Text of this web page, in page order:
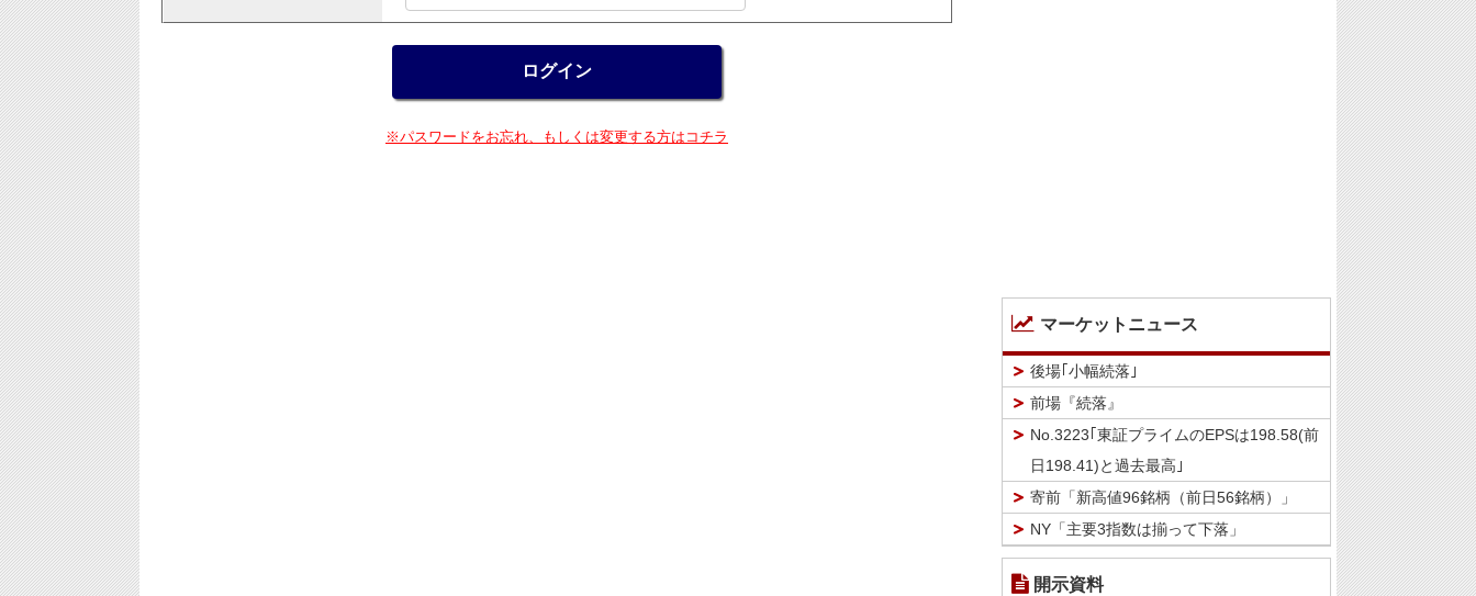
※パスワードをお忘れ、もしくは変更する方はコチラ
マーケットニュース
後場｢小幅続落｣
前場『続落』
No.3223｢東証プライムのEPSは198.58(前
日198.41)と過去最高｣
寄前「新高値96銘柄（前日56銘柄）」
NY「主要3指数は揃って下落」
開示資料